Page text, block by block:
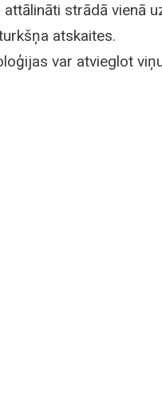
strādā vienā
atskaites.
var atvieglot